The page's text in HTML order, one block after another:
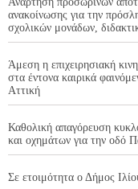
ανακοίνωσης για την
σχολικών μονάδων,
Άμεση η επιχειρησιακή
στα έντονα καιρικά
Αττική
Καθολική απαγόρευση
και οχημάτων για την οδό
Σε ετοιμότητα ο Δήμος